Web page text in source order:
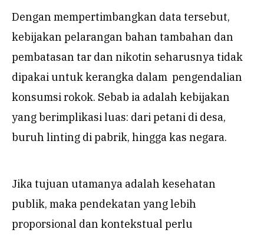
Dengan mempertimbangkan data tersebut,
kebijakan pelarangan bahan tambahan dan
pembatasan tar dan nikotin seharusnya tidak
dipakai untuk kerangka dalam pengendalian
konsumsi rokok. Sebab ia adalah kebijakan
yang berimplikasi luas: dari petani di desa,
buruh linting di pabrik, hingga kas negara.
Jika tujuan utamanya adalah kesehatan
publik, maka pendekatan yang lebih
proporsional dan kontekstual perlu